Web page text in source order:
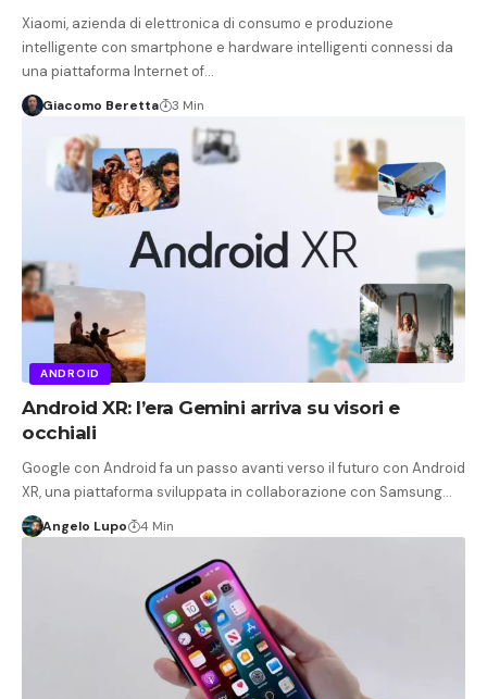
Xiaomi, azienda di elettronica di consumo e produzione
intelligente con smartphone e hardware intelligenti connessi da
una piattaforma Internet of…
Giacomo Beretta 3 Min
ANDROID
Android XR: l’era Gemini arriva su visori e
occhiali
Google con Android fa un passo avanti verso il futuro con Android
XR, una piattaforma sviluppata in collaborazione con Samsung…
Angelo Lupo 4 Min